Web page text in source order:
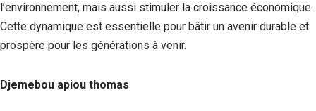
l’environnement, mais aussi stimuler la croissance économique.
Cette dynamique est essentielle pour bâtir un avenir durable et
prospère pour les générations à venir.
Djemebou apiou thomas